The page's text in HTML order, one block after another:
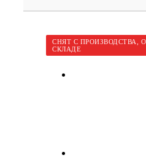
СНЯТ С ПРОИЗВОДСТВА,
СКЛАДЕ